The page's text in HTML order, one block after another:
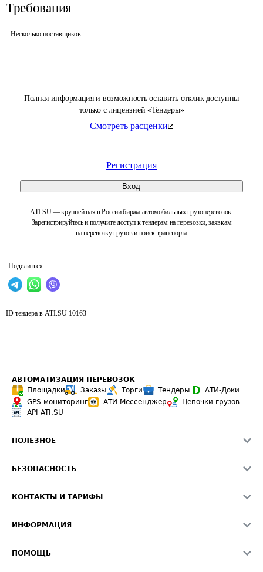
Полная информация и возможность оставить отклик доступны
только с лицензией «Тендеры»
Смотреть расценки
Регистрация
Вход
ATI.SU — крупнейшая в России биржа автомобильных грузоперевозок.
Зарегистрируйтесь и получите доступ к тендерам на перевозки, заявкам
на перевозку грузов и поиск транспорта
Поделиться
Требования
Несколько поставщиков
ID тендера в ATI.SU 10163
АВТОМАТИЗАЦИЯ ПЕРЕВОЗОК
Площадки
Заказы Торги Тендеры
АТИ-Доки
GPS-мониторинг
АТИ Мессенджер
Цепочки грузов
API ATI.SU
ПОЛЕЗНОЕ
Звезды ATI.SU на вашем сайте
Средние ставки
БЕЗОПАСНОСТЬ
Светофор+
О формировании Паспорта
КОНТАКТЫ И ТАРИФЫ
Реклама на сайте
ИНФОРМАЦИЯ
ПОМОЩЬ